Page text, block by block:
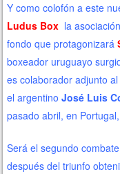
Y como colofón a este
Ludus Box la
fondo que protagonizará
boxeador uruguayo
es colaborador adjunto
el argentinoJosé Luis
pasado abril, en
Será el segundo
después del triunfo